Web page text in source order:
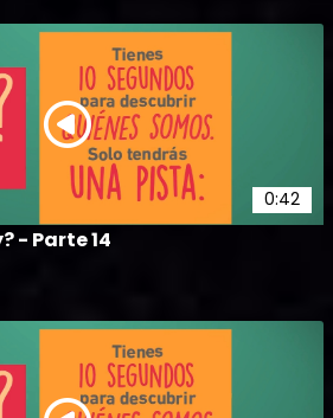
0:42
- Parte 14